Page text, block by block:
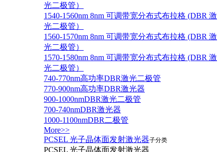
光二极管）
1540-1560nm 8nm 可调带宽分布式布拉格 (DBR 激
光二极管）
1560-1570nm 8nm 可调带宽分布式布拉格 (DBR 激
光二极管）
1570-1580nm 8nm 可调带宽分布式布拉格 (DBR 激
光二极管）
740-770nm高功率DBR激光二极管
770-900nm高功率DBR激光器
900-1000nmDBR激光二极管
700-740nmDBR激光器
1000-1100nmDBR二极管
More>>
PCSEL 光子晶体面发射激光器子分类
PCSEL 光子晶体面发射激光器